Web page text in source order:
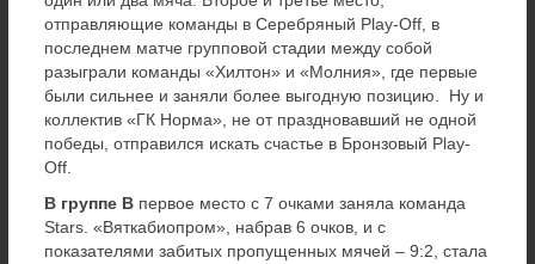
отправляющие команды в Серебряный Play-Off, в
последнем матче групповой стадии между собой
разыграли команды «Хилтон» и «Молния», где первые
были сильнее и заняли более выгодную позицию. Ну и
коллектив «ГК Норма», не от праздновавший не одной
победы, отправился искать счастье в Бронзовый Play-
Off.
В группе Впервое место с 7 очками заняла команда
Stars. «Вяткабиопром», набрав 6 очков, и с
показателями забитых пропущенных мячей – 9:2, стала